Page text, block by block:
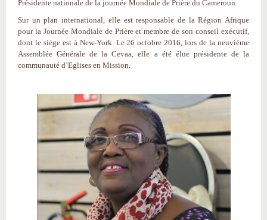
Présidente nationale de la journée Mondiale de Prière du Cameroun.
Sur un plan international, elle est responsable de la Région Afrique
pour la Journée Mondiale de Prière et membre de son conseil exécutif,
dont le siège est à New-York. Le 26 octobre 2016, lors de la neuvième
Assemblée Générale de la Cevaa, elle a été élue présidente de la
communauté d’Eglises en Mission.